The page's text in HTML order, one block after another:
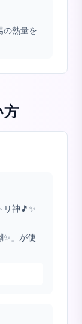
の熱量を
方
リ神🎵✨
」が使